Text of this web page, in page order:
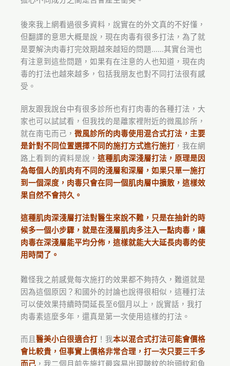
後來我上網看過很多資料，說實在的外文真的不好懂，
但翻譯的意思大概是說，現在肉毒有很多打法，為了就
是要解決肉毒打完效期越來越短的問題……其實台灣也
有注意到這些問題，如果有在注意的人也知道，現在肉
毒的打法也越來越多，包括我朋友也對不同打法很有感
受。
朋友跟我說台中有很多診所也有打肉毒的各種打法，大
家也可以試試看，但我找的是離家裡附近的微風診所，
就在南屯而己， 微風診所的肉毒使用混合式打法，主要
是針對不同位置選擇不同的施打方式進行施打 ，我在網
路上看到的資料是說， 這種肌肉深淺層打法，原理是因
為每個人的肌肉有不同的淺層和深層，如果只單一施打
到一個深度，肉毒只會在同一個肌肉層中擴散，這樣效
果自然不會持久。
這種肌肉深淺層打法對醫生來說不難，只是在抽針的時
候多一個小步驟，就是在淺層肌肉多注入一點肉毒，讓
肉毒在深淺層能平均分佈，這樣就能大大延長肉毒的使
用時間了。
難怪我之前感覺每次施打的效果都不夠持久，難道就是
因為這個原因？和國外的討論也說得很相似，這種打法
可以使效果持續時間延長至6個月以上，說實話，我打
肉毒素這麼多年，還真是第一次使用這樣的打法。
而且 醫美小白很適合打 ！我本以混合式打法可能會價格
會比較貴，但事實上價格非常合理，打一次只要三千多
而己 ，我二個月前先施打最容易出現皺紋的抬頭紋和魚